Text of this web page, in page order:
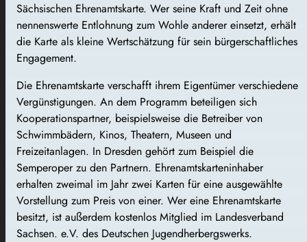
Sächsischen Ehrenamtskarte. Wer seine Kraft und Zeit ohne
nennenswerte Entlohnung zum Wohle anderer einsetzt, erhält
die Karte als kleine Wertschätzung für sein bürgerschaftliches
Engagement.
Die Ehrenamtskarte verschafft ihrem Eigentümer verschiedene
Vergünstigungen. An dem Programm beteiligen sich
Kooperationspartner, beispielsweise die Betreiber von
Schwimmbädern, Kinos, Theatern, Museen und
Freizeitanlagen. In Dresden gehört zum Beispiel die
Semperoper zu den Partnern. Ehrenamtskarteninhaber
erhalten zweimal im Jahr zwei Karten für eine ausgewählte
Vorstellung zum Preis von einer. Wer eine Ehrenamtskarte
besitzt, ist außerdem kostenlos Mitglied im Landesverband
Sachsen. e.V. des Deutschen Jugendherbergswerks.